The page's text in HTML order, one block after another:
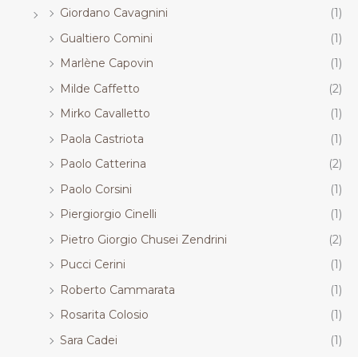
Giordano Cavagnini
(1)
Gualtiero Comini
(1)
Marlène Capovin
(1)
Milde Caffetto
(2)
Mirko Cavalletto
(1)
Paola Castriota
(1)
Paolo Catterina
(2)
Paolo Corsini
(1)
Piergiorgio Cinelli
(1)
Pietro Giorgio Chusei Zendrini
(2)
Pucci Cerini
(1)
Roberto Cammarata
(1)
Rosarita Colosio
(1)
Sara Cadei
(1)